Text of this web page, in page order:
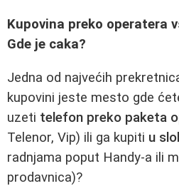
Kupovina preko operatera
Gde je caka?
Jedna od najvećih
kupovini jeste mesto gde
uzeti telefon preko paketa
Telenor, Vip) ili ga kupiti u
radnjama poput Handy-a ili
prodavnica)?